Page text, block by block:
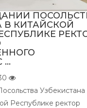
В КИТАЙСКОЙ
Узбекистана
Республике ректор